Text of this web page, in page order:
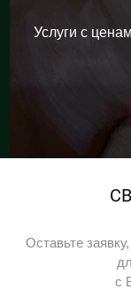
Услуги с
Оставьте
с